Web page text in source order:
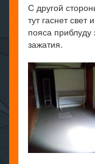
С другой
тут гаснет свет
пояса
зажатия.